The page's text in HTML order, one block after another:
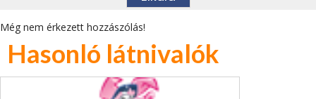
Még nem érkezett hozzászólás!
Hasonló látnivalók